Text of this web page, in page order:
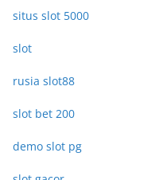
situs slot 5000
slot
rusia slot88
slot bet 200
demo slot pg